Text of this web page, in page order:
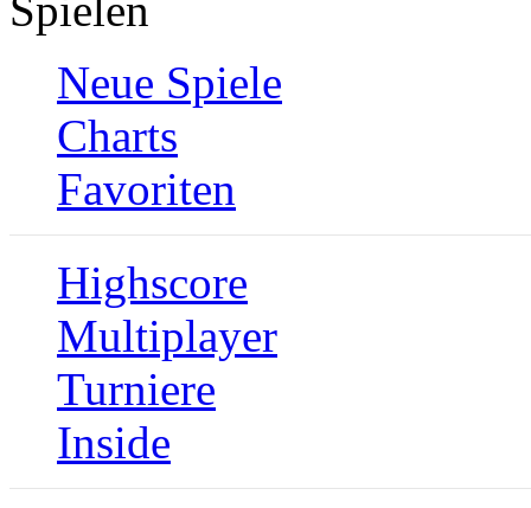
Neue Spiele
Charts
Favoriten
Highscore
Multiplayer
Turniere
Inside